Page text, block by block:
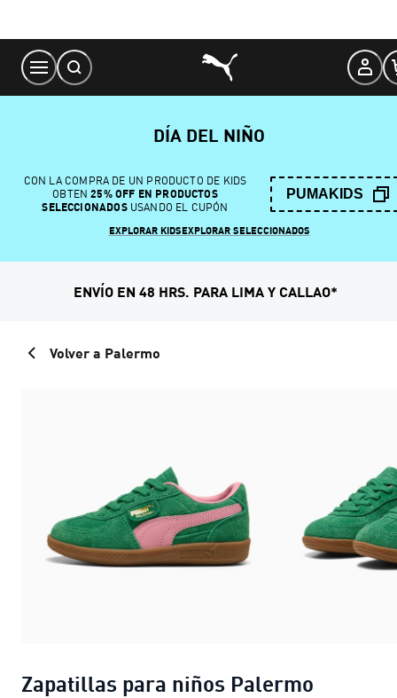
Content
DÍA DEL NIÑO
CON LA COMPRA DE UN PRODUCTO DE KIDS
OBTEN 25% OFF EN PRODUCTOS
SELECCIONADOSUSANDO EL CUPÓN
PUMAKIDS
EXPLORAR KIDSEXPLORAR SELECCIONADOS
ENVÍO EN 48 HRS. PARA LIMA Y CALLAO*
Volver a Palermo
Zapatillas para niños Palermo